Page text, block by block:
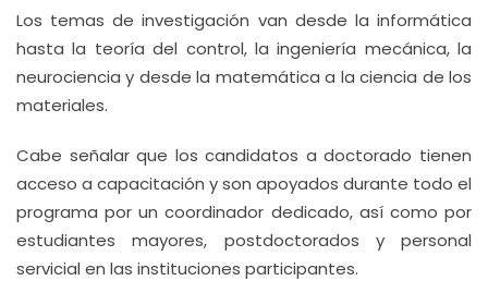
Los temas de investigación van desde la informática
hasta la teoría del control, la ingeniería mecánica, la
neurociencia y desde la matemática a la ciencia de los
materiales.
Cabe señalar que los candidatos a doctorado tienen
acceso a capacitación y son apoyados durante todo el
programa por un coordinador dedicado, así como por
estudiantes mayores, postdoctorados y personal
servicial en las instituciones participantes.